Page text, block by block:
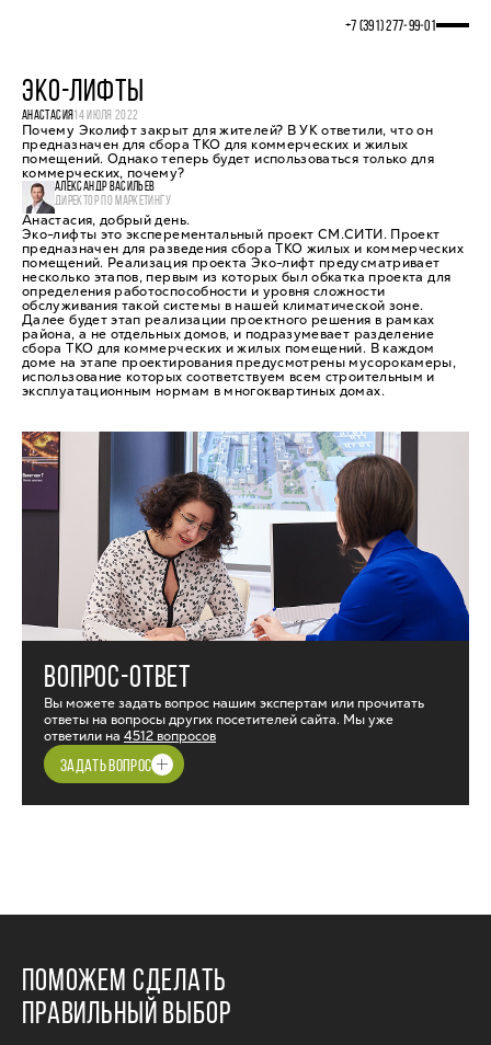
+7 (391) 277‒99‒01
ЭКО-ЛИФТЫ
АНАСТАСИЯ14 ИЮЛЯ 2022
Почему Эколифт закрыт для жителей? В УК ответили, что он
предназначен для сбора ТКО для коммерческих и жилых
помещений. Однако теперь будет использоваться только для
коммерческих, почему?
АЛЕКСАНДР ВАСИЛЬЕВ
ДИРЕКТОР ПО МАРКЕТИНГУ
Анастасия, добрый день.
Эко-лифты это эксперементальный проект СМ.СИТИ. Проект
предназначен для разведения сбора ТКО жилых и коммерческих
помещений. Реализация проекта Эко-лифт предусматривает
несколько этапов, первым из которых был обкатка проекта для
определения работоспособности и уровня сложности
обслуживания такой системы в нашей климатической зоне.
Далее будет этап реализации проектного решения в рамках
района, а не отдельных домов, и подразумевает разделение
сбора ТКО для коммерческих и жилых помещений. В каждом
доме на этапе проектирования предусмотрены мусорокамеры,
использование которых соответствуем всем строительным и
эксплуатационным нормам в многоквартиных домах.
ВОПРОС-ОТВЕТ
Вы можете задать вопрос нашим экспертам или прочитать
ответы на вопросы других посетителей сайта. Мы уже
ответили на 4512 вопросов
ЗАДАТЬ ВОПРОС
ПОМОЖЕМ СДЕЛАТЬ
ПРАВИЛЬНЫЙ ВЫБОР